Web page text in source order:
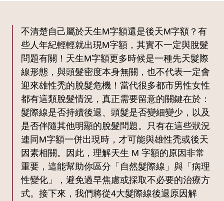
不清楚自己屬於天生M字額還是後天M字額？有
些人年紀輕輕就出現M字額，其實不一定與脫髮
問題有關！天生M字額更多時候是一種先天髮際
線形態，與頭髮密度本身無關，也不代表一定會
迎來雄性禿的脫髮危機！當代很多都市男性女性
都有這類脫髮情況，真正需要留意的關鍵在於：
髮際線是否持續後退、頭髮是否變細變少，以及
是否伴隨其他明顯的脫髮問題。只有在這些狀況
連同M字額一併出現時，才可能與雄性禿或後天
因素相關。因此，理解天生 M 字額的原因非常
重要，這能幫助你區分「自然髮際線」與「病理
性變化」，避免過早焦慮或採取不必要的治療方
式。接下來，我們將從4大髮際線後退原因解